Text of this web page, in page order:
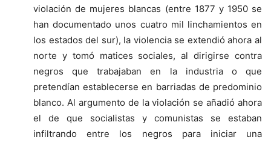
violación de mujeres blancas (entre 1877 y 1950 se
han documentado unos cuatro mil linchamientos en
los estados del sur), la violencia se extendió ahora al
norte y tomó matices sociales, al dirigirse contra
negros que trabajaban en la industria o que
pretendían establecerse en barriadas de predominio
blanco. Al argumento de la violación se añadió ahora
el de que socialistas y comunistas se estaban
infiltrando entre los negros para iniciar una